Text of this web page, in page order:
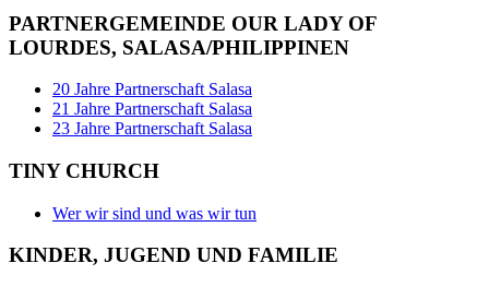
PARTNERGEMEINDE OUR LADY OF
LOURDES, SALASA/PHILIPPINEN
20 Jahre Partnerschaft Salasa
21 Jahre Partnerschaft Salasa
23 Jahre Partnerschaft Salasa
TINY CHURCH
Wer wir sind und was wir tun
KINDER, JUGEND UND FAMILIE